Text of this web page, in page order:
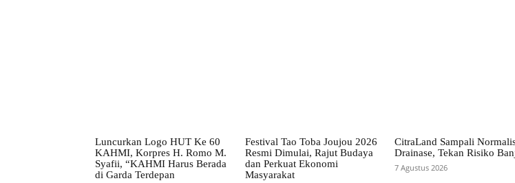
Luncurkan Logo HUT Ke 60
KAHMI, Korpres H. Romo M.
Syafii, “KAHMI Harus Berada
di Garda Terdepan
Festival Tao Toba Joujou 2026
Resmi Dimulai, Rajut Budaya
dan Perkuat Ekonomi
Masyarakat
CitraLand Sampali
Drainase, Tekan Risiko
7 Agustus 2026